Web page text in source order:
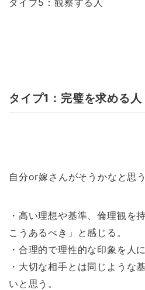
タイプ1：完璧を求める人
自分or嫁さんがそうかなと思
・高い理想や基準、倫理観を
こうあるべき」と感じる。
・合理的で理性的な印象を人
・大切な相手とは同じような
いと思う。